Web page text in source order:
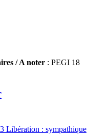
/ A noter : PEGI 18
Libération : sympathique